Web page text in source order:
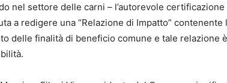
nel settore delle carni – l’autorevole certificazione
a redigere una “Relazione di Impatto” contenente
delle finalità di beneficio comune e tale relazione